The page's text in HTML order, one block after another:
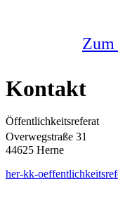
Kontakt
Öffentlichkeitsreferat
Overwegstraße 31
44625 Herne
her-kk-